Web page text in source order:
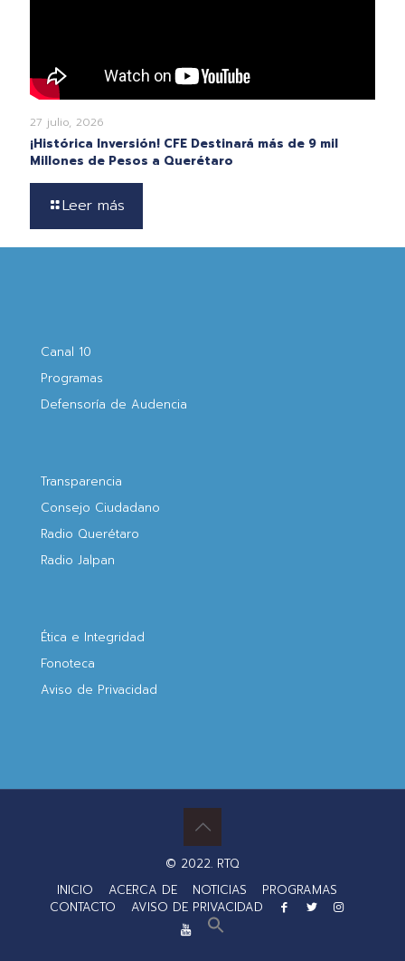
27 julio, 2026
¡Histórica Inversión! CFE Destinará más de 9 mil
Millones de Pesos a Querétaro
Leer más
Canal 10
Programas
Defensoría de Audencia
Transparencia
Consejo Ciudadano
Radio Querétaro
Radio Jalpan
Ética e Integridad
Fonoteca
Aviso de Privacidad
© 2022. RTQ
INICIO
ACERCA DE NOTICIAS
PROGRAMAS
CONTACTO
AVISO DE PRIVACIDAD